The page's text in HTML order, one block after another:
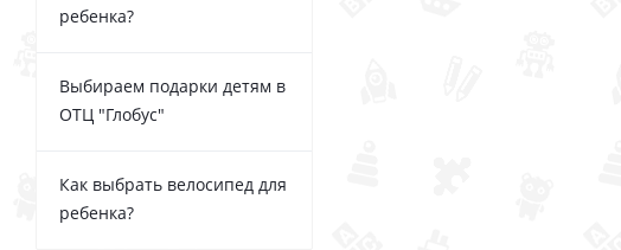
ребенка?
Выбираем подарки детям в
ОТЦ "Глобус"
Как выбрать велосипед для
ребенка?